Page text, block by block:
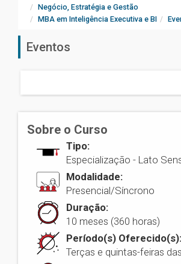
Negócio, Estratégia e Gestão
MBA em Inteligência Executiva e BI
Eventos
Sobre o Curso
Tipo:
Especialização - Lato
Modalidade:
Presencial/Síncrono
Duração:
10 meses (360 horas)
Período(s) Oferecido(s):
Terças e quintas-feiras